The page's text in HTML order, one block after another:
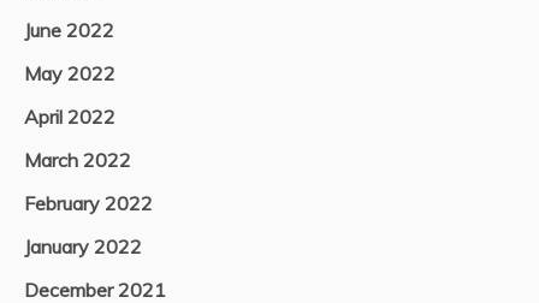
June 2022
May 2022
April 2022
March 2022
February 2022
January 2022
December 2021